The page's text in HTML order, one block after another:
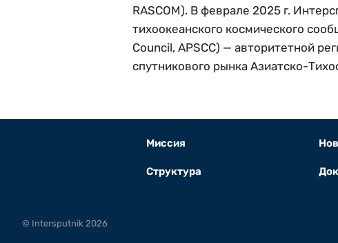
RASCOM). В феврале 2025 г.
тихоокеанского космического
Council, APSCC) — авторитетной
спутникового рынка Азиатско-
Миссия
Структура
© Intersputnik 2026